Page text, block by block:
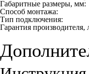
Габаритные размеры, мм:
Способ монтажа:
Тип подключения:
Гарантия производителя,